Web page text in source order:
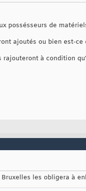
possésseurs de
ajoutés ou bien est-
à condition
les obligera à